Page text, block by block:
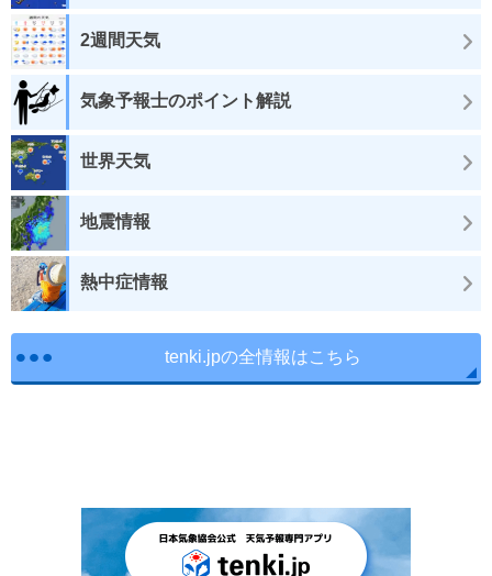
2週間天気
気象予報士のポイント解説
世界天気
地震情報
熱中症情報
tenki.jpの全情報はこちら